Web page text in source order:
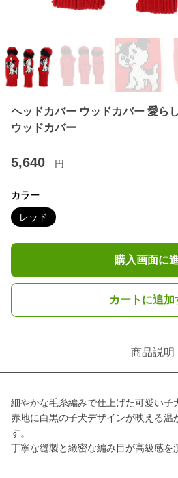
ヘッドカバー ウッドカバー 愛ら
ウッドカバー
5,640 円
カラー
レッド
購入画面に
カートに追加
商品説明
細やかな毛糸編みで仕上げた可愛い子
赤地に白黒の子犬デザインが映える温
す。
丁寧な縫製と緻密な編み目が高級感を